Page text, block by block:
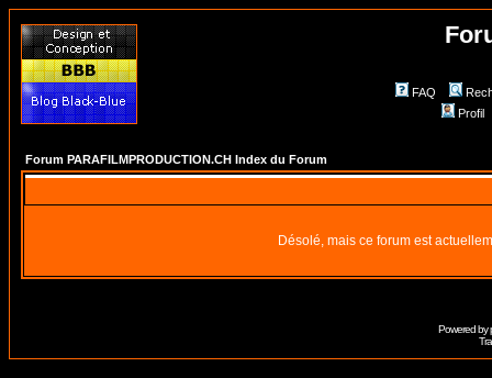
FAQ
Profil
Forum PARAFILMPRODUCTION.CH Index du Forum
Désolé, mais ce forum est
Powered by